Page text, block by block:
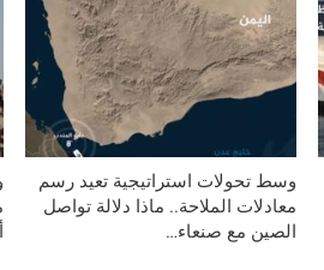
وسط تحولات استراتيجية تعيد رسم
معادلات الملاحة.. ماذا دلالة تواصل
الصين مع صنعاء…